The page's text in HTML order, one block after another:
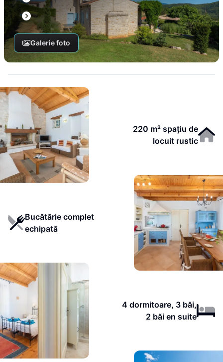
Galerie foto
220 m² spațiu de
locuit rustic
Bucătărie complet
echipată
4 dormitoare, 3 băi,
2 băi en suite